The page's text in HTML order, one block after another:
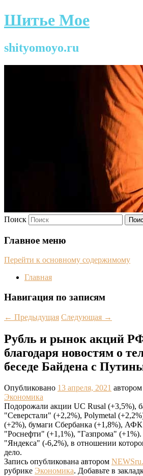
Шитье Мое
shityomoyo.ru
Поиск
Главное меню
Перейти к основному содержимому
Главная
Навигация по записям
← Предыдущая Следующая →
Рубль и рынок акций
благодаря новостям о
беседе Байдена с
Опубликовано 13 апреля, 2021 автором
Экономика
Подорожали акции UC Rusal (+3,5%),
"Северстали" (+2,2%), Polymetal
(+2%), бумаги Сбербанка (+1,8%),
"Роснефти" (+1,1%), "Газпрома"
"Яндекса" (-6,2%), в отношении
дело.
Запись опубликована автором
рубрике Экономика. Добавьте в